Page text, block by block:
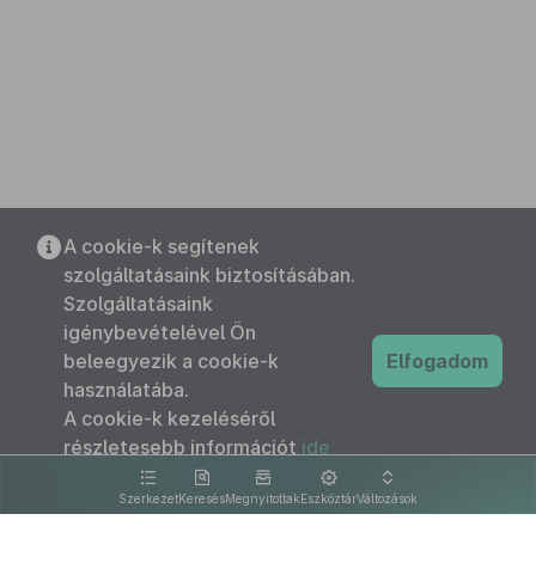
SzerkezetKeresésMegnyitottakEszköztárVáltozások
A cookie-k segítenek
szolgáltatásaink biztosításában.
Szolgáltatásaink
igénybevételével Ön
beleegyezik a cookie-k
használatába.
A cookie-k kezeléséről
részletesebb információt ide
kattintva olvashat.
Elfogadom